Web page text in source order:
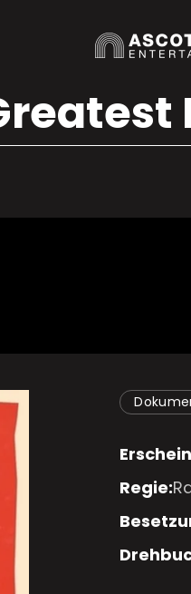
Regie: